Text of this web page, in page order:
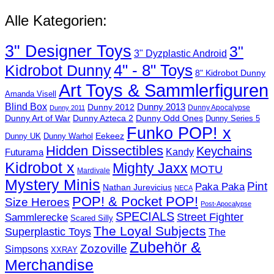
Alle Kategorien:
3" Designer Toys 3" Dyzplastic Android 3"
Kidrobot Dunny4" - 8" Toys 8" Kidrobot Dunny
Amanda Visell Art Toys & Sammlerfiguren
Blind Box Dunny 2011 Dunny 2012 Dunny 2013 Dunny Apocalypse
Dunny Art of War Dunny Azteca 2 Dunny Odd Ones Dunny Series 5
Dunny UK Dunny Warhol Eekeez Funko POP! x
Futurama Hidden Dissectibles Kandy Keychains
Kidrobot x Mardivale Mighty Jaxx MOTU
Mystery Minis Nathan Jurevicius NECA Paka Paka Pint
Size Heroes POP! & Pocket POP! Post-Apocalypse
Sammlerecke Scared Silly SPECIALS Street Fighter
Superplastic ToysThe Loyal Subjects The
Simpsons XXRAY Zozoville Zubehör &
Merchandise